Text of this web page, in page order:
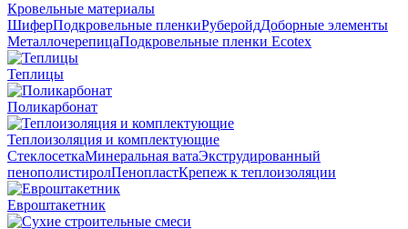
Кровельные материалы
ШиферПодкровельные пленкиРуберойдДоборные элементы
МеталлочерепицаПодкровельные пленки Ecotex
Теплицы
Поликарбонат
Теплоизоляция и комплектующие
СтеклосеткаМинеральная ватаЭкструдированный
пенополистиролПенопластКрепеж к теплоизоляции
Евроштакетник